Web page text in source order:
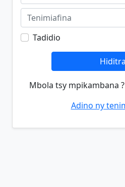
Tadidio
Hiditra
Mbola tsy mpikambana ?
Adino ny